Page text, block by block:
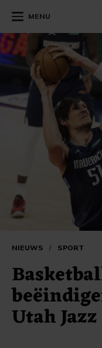
MENU
NIEUWS / SPORT
Utah Jazz